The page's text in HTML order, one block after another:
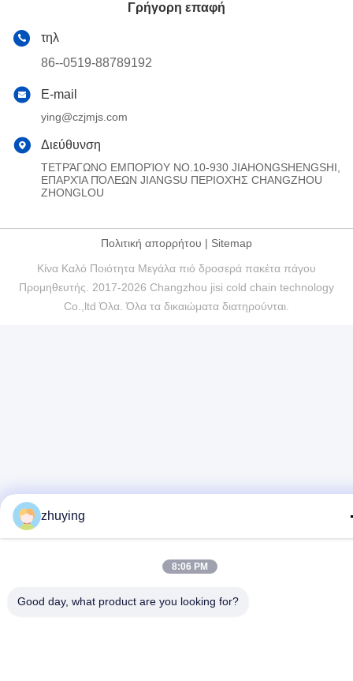
Γρήγορη επαφή
τηλ
86--0519-88789192
E-mail
ying@czjmjs.com
Διεύθυνση
ΤΕΤΡΆΓΩΝΟ ΕΜΠΟΡΊΟΥ NO.10-930 JIAHONGSHENGSHI,
ΕΠΑΡΧΊΑ ΠΌΛΕΩΝ JIANGSU ΠΕΡΙΟΧΉΣ CHANGZHOU
ZHONGLOU
Πολιτική απορρήτου | Sitemap
Κίνα Καλό Ποιότητα Μεγάλα πιό δροσερά πακέτα πάγου
Προμηθευτής. 2017-2026 Changzhou jisi cold chain technology
Co.,ltd Όλα. Όλα τα δικαιώματα διατηρούνται.
zhuying
8:06 PM
Good day, what product are you looking for?